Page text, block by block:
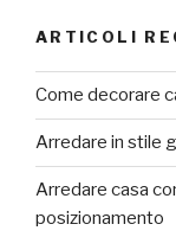
ARTICOLI
Come decorare
Arredare in stile
Arredare casa
posizionamento